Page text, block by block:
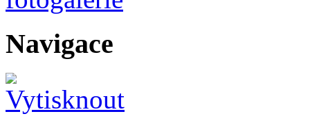
Navigace